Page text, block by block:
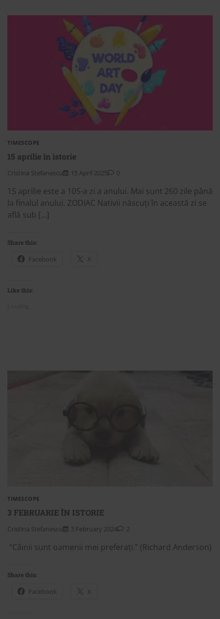
TIMESCOPE
15 aprilie în istorie
Cristina Stefanescu 15 April 2025 0
15 aprilie este a 105-a zi a anului. Mai sunt 260 zile până
la finalul anului. ZODIAC Nativii născuți în această zi se
află sub […]
Share this:
Facebook X
Like this:
TIMESCOPE
3 FEBRUARIE ÎN ISTORIE
Cristina Stefanescu 3 February 2024 2
“Câinii sunt oamenii mei preferați.” (Richard Anderson)
Share this:
Facebook X